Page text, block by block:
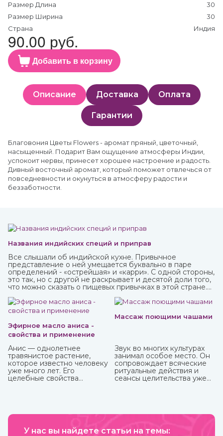
Размер Длина
30
Размер Ширина
30
Страна
Индия
90.00 руб.
Добавить в корзину
Описание Доставка Оплата
Гарантии
Благовония Цветы Flowers - аромат пряный, цветочный,
насыщенный. Подарит Вам ощущение атмосферы Индии,
успокоит нервы, принесет хорошее настроение и радость.
Дивный восточный аромат, который поможет отвлечься от
повседневности и окунуться в атмосферу радости и
беззаботности.
Названия индийских специй и приправ
Все слышали об индийской кухне. Привычное
представление о ней умещается буквально в паре
определений - «острейшая» и «карри». С одной стороны,
это так, но с другой не раскрывает и десятой доли того,
что можно сказать о пищевых привычках в этой стране.
Присутствующие в ней специи и их сочетания
подобраны специально таким образом, чтобы не только
придавать удивительные вкусовые свойства блюдам, но
и оказывать благотворное влияние на организм.
Эфирное масло аниса -
свойства и применение
Анис — однолетнее
травянистое растение,
которое известно человеку
уже много лет. Его
целебные свойства
Массаж поющими чашами
Звук во многих культурах
занимал особое место. Он
сопровождает всяческие
ритуальные действия и
сеансы целительства уже
У нас вы найдете статьи на темы: